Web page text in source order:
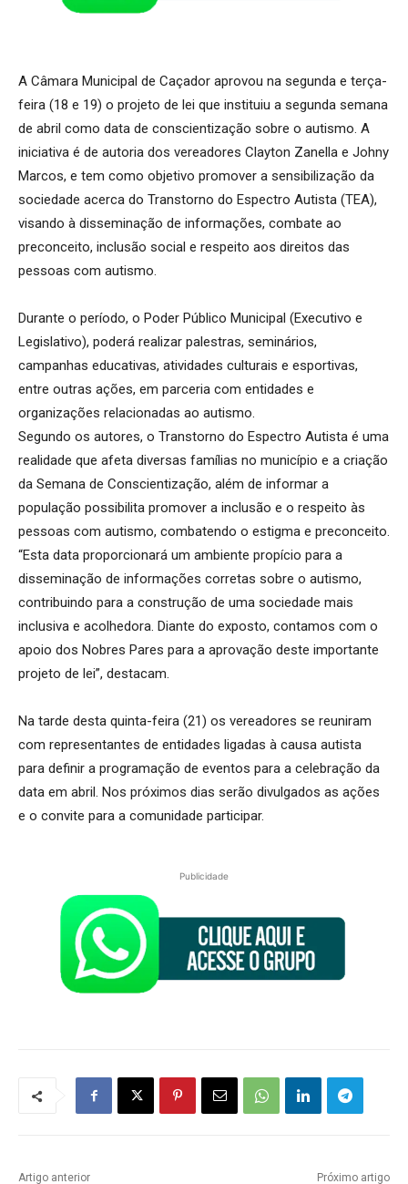
A Câmara Municipal de Caçador aprovou na segunda e terça-
feira (18 e 19) o projeto de lei que instituiu a segunda semana
de abril como data de conscientização sobre o autismo. A
iniciativa é de autoria dos vereadores Clayton Zanella e Johny
Marcos, e tem como objetivo promover a sensibilização da
sociedade acerca do Transtorno do Espectro Autista (TEA),
visando à disseminação de informações, combate ao
preconceito, inclusão social e respeito aos direitos das
pessoas com autismo.
Durante o período, o Poder Público Municipal (Executivo e
Legislativo), poderá realizar palestras, seminários,
campanhas educativas, atividades culturais e esportivas,
entre outras ações, em parceria com entidades e
organizações relacionadas ao autismo.
Segundo os autores, o Transtorno do Espectro Autista é uma
realidade que afeta diversas famílias no município e a criação
da Semana de Conscientização, além de informar a
população possibilita promover a inclusão e o respeito às
pessoas com autismo, combatendo o estigma e preconceito.
“Esta data proporcionará um ambiente propício para a
disseminação de informações corretas sobre o autismo,
contribuindo para a construção de uma sociedade mais
inclusiva e acolhedora. Diante do exposto, contamos com o
apoio dos Nobres Pares para a aprovação deste importante
projeto de lei”, destacam.
Na tarde desta quinta-feira (21) os vereadores se reuniram
com representantes de entidades ligadas à causa autista
para definir a programação de eventos para a celebração da
data em abril. Nos próximos dias serão divulgados as ações
e o convite para a comunidade participar.
Publicidade
Artigo anterior Próximo artigo